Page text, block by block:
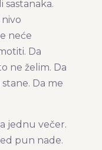
neće
Da
ne želim. Da
Da me
jednu večer.
pun nade.